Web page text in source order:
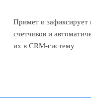
Примет и зафиксирует
счетчиков и
их в CRM-систему